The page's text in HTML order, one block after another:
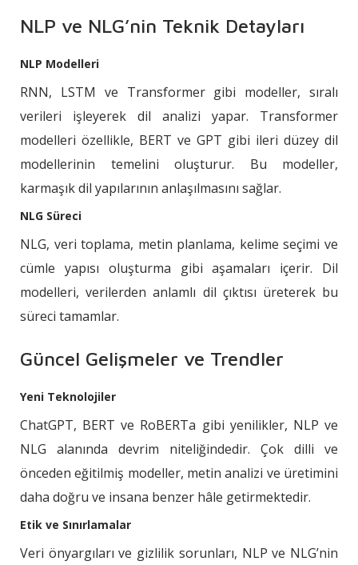
NLP ve NLG’nin Teknik Detayları
NLP Modelleri
RNN, LSTM ve Transformer gibi modeller, sıralı
verileri işleyerek dil analizi yapar. Transformer
modelleri özellikle, BERT ve GPT gibi ileri düzey dil
modellerinin temelini oluşturur. Bu modeller,
karmaşık dil yapılarının anlaşılmasını sağlar.
NLG Süreci
NLG, veri toplama, metin planlama, kelime seçimi ve
cümle yapısı oluşturma gibi aşamaları içerir. Dil
modelleri, verilerden anlamlı dil çıktısı üreterek bu
süreci tamamlar.
Güncel Gelişmeler ve Trendler
Yeni Teknolojiler
ChatGPT, BERT ve RoBERTa gibi yenilikler, NLP ve
NLG alanında devrim niteliğindedir. Çok dilli ve
önceden eğitilmiş modeller, metin analizi ve üretimini
daha doğru ve insana benzer hâle getirmektedir.
Etik ve Sınırlamalar
Veri önyargıları ve gizlilik sorunları, NLP ve NLG’nin